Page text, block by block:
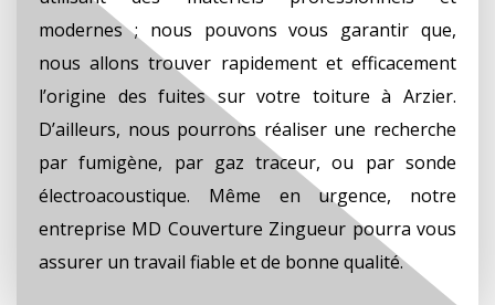
modernes ; nous pouvons vous garantir que,
nous allons trouver rapidement et efficacement
l’origine des fuites sur votre toiture à Arzier.
D’ailleurs, nous pourrons réaliser une recherche
par fumigène, par gaz traceur, ou par sonde
électroacoustique. Même en urgence, notre
entreprise MD Couverture Zingueur pourra vous
assurer un travail fiable et de bonne qualité.